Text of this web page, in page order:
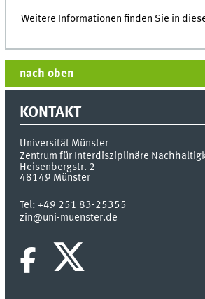
Weitere Informationen finden Sie in
nach oben
KONTAKT
Universität Münster
Zentrum für Interdisziplinäre
Heisenbergstr. 2
48149 Münster
Tel:+49 251 83-25355
zin@uni-muenster.de